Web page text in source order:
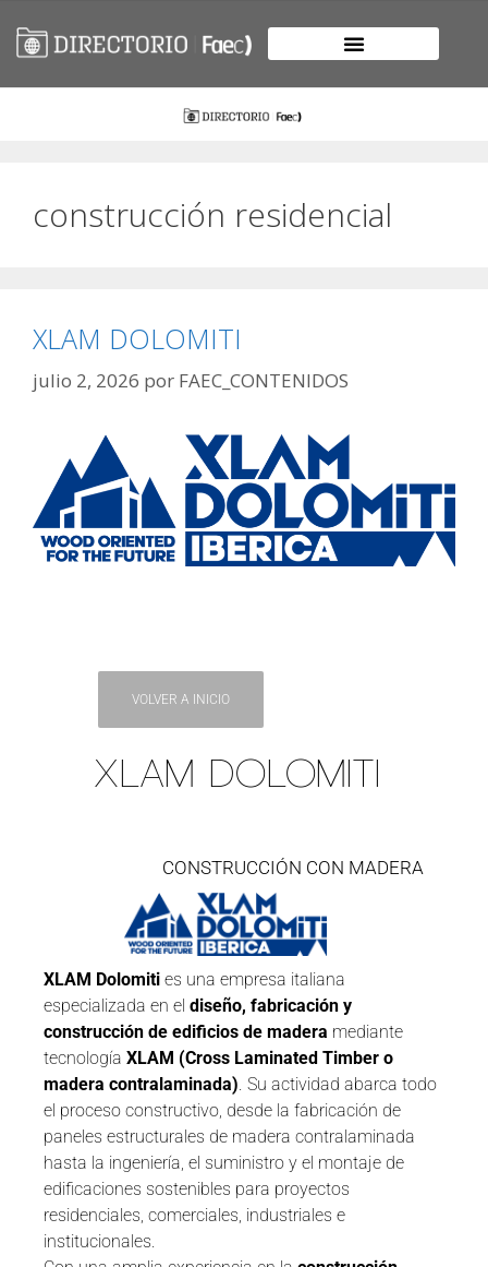
construcción residencial
XLAM DOLOMITI
julio 2, 2026 por FAEC_CONTENIDOS
VOLVER A INICIO
XLAM DOLOMITI
CONSTRUCCIÓN CON MADERA
XLAM Dolomiti es una empresa italiana
especializada en el diseño, fabricación y
construcción de edificios de madera mediante
tecnología XLAM (Cross Laminated Timber o
madera contralaminada) . Su actividad abarca todo
el proceso constructivo, desde la fabricación de
paneles estructurales de madera contralaminada
hasta la ingeniería, el suministro y el montaje de
edificaciones sostenibles para proyectos
residenciales, comerciales, industriales e
institucionales.